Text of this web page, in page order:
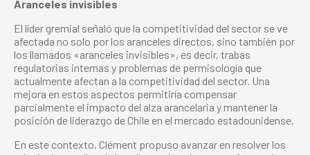
Aranceles invisibles
El líder gremial señaló que la competitividad del sector se ve
afectada no solo por los aranceles directos, sino también por
los llamados «aranceles invisibles», es decir, trabas
regulatorias internas y problemas de permisología que
actualmente afectan a la competitividad del sector. Una
mejora en estos aspectos permitiría compensar
parcialmente el impacto del alza arancelaria y mantener la
posición de liderazgo de Chile en el mercado estadounidense.
En este contexto, Clément propuso avanzar en resolver los